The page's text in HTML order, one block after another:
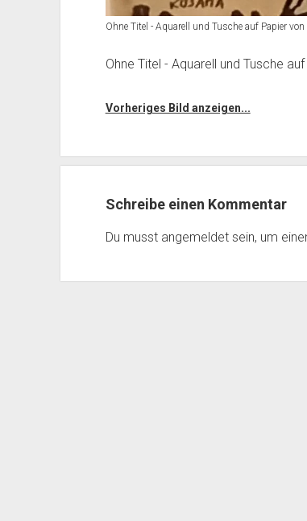
Ohne Titel - Aquarell und Tusche auf Papier
Ohne Titel - Aquarell und Tusche
Vorheriges Bild anzeigen...
Schreibe einen Kommentar
Du musst angemeldetsein, um